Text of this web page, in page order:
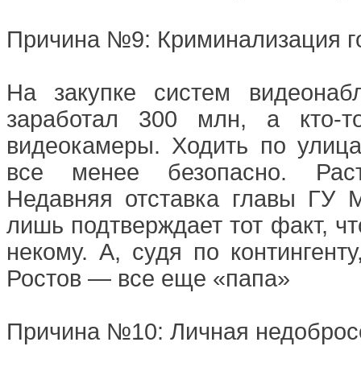
Причина №9: Криминализация
На закупке систем
заработал 300 млн, а кто-
видеокамеры. Ходить по
все менее безопасно.
Недавняя отставка главы ГУ
лишь подтверждает тот факт,
некому. А, судя по
Ростов — все еще «папа»
Причина №10: Личная